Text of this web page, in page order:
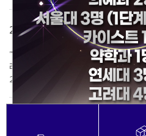
장
인
사
년
사
학
교
리
미
내
길
도
런
동
원
정
보
안
내
안
내
안
내
육
헌
장
전
획
서
정
사
항
의
활
교
평
육
프
경
실
기
숙
자
신
스
상
활
규
력
신
발
견
시
정
재
프
평
가
신
문
영
위
비
스
내
발
급
전
기
사
회
"꼬박 15년을 걸어 2010년 출발했
레길을 완성한다." 1. 일시:
2..